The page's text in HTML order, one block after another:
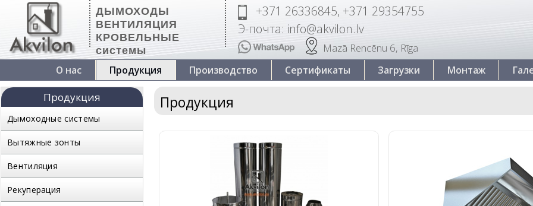
ДЫМОХОДЫ
ВЕНТИЛЯЦИЯ
КРОВЕЛЬНЫЕ
системы
+371 26336845, +371 29354755
Э-почта: info@akvilon.lv
Mazā Rencēnu 6, Rīga
Монтаж
Загрузки
Сертификаты
Производство
Продукция
О нас
Продукция
Дымоходные системы
Вытяжные зонты
Вентиляция
Рекуперация
Продукция